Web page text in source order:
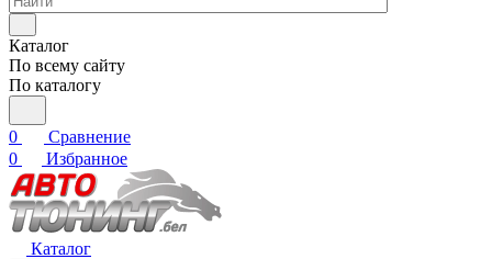
Каталог
По всему сайту
По каталогу
0
Сравнение
0
Избранное
Каталог